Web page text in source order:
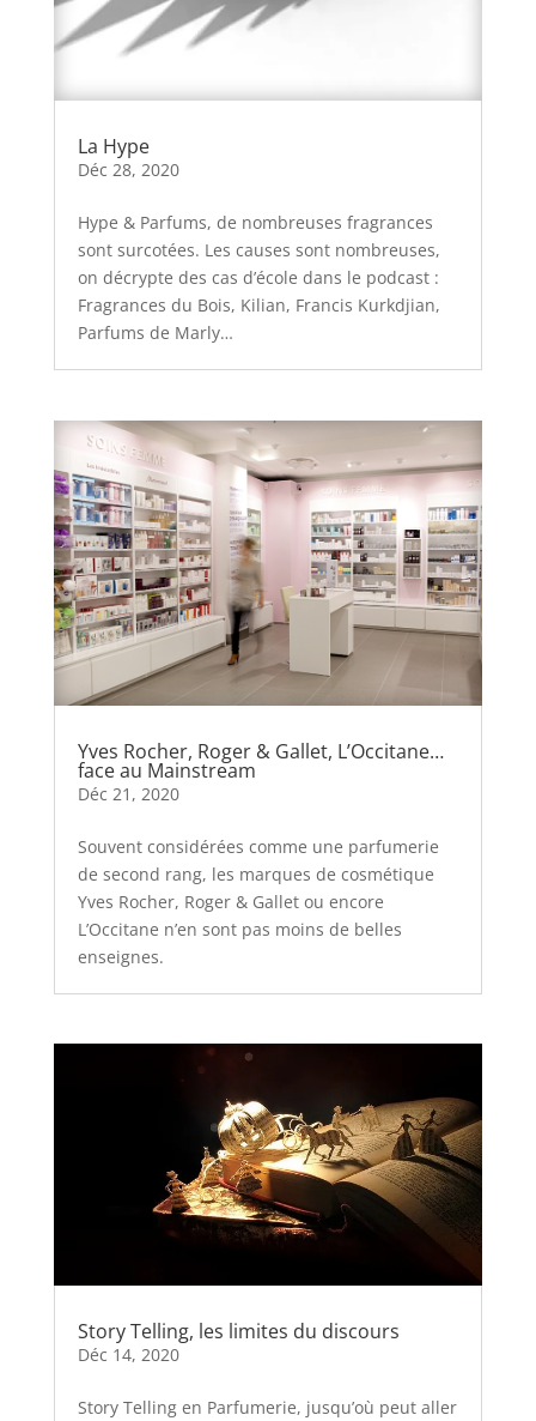
La Hype
Déc 28, 2020
Hype & Parfums, de nombreuses fragrances
sont surcotées. Les causes sont nombreuses,
on décrypte des cas d’école dans le podcast :
Fragrances du Bois, Kilian, Francis Kurkdjian,
Parfums de Marly…
Yves Rocher, Roger & Gallet, L’Occitane…
face au Mainstream
Déc 21, 2020
Souvent considérées comme une parfumerie
de second rang, les marques de cosmétique
Yves Rocher, Roger & Gallet ou encore
L’Occitane n’en sont pas moins de belles
enseignes.
Story Telling, les limites du discours
Déc 14, 2020
Story Telling en Parfumerie, jusqu’où peut aller